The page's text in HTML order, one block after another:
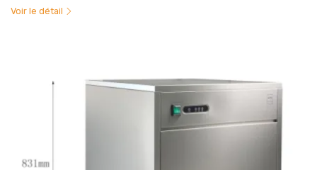
Voir le détail